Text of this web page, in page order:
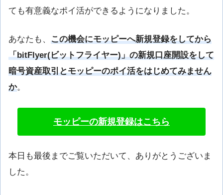
ても有意義なポイ活ができるようになりました。
あなたも、 この機会にモッピーへ新規登録をしてから
「bitFlyer(ビットフライヤー)」の新規口座開設をして
暗号資産取引とモッピーのポイ活をはじめてみません
か。
モッピーの新規登録はこちら
本日も最後までご覧いただいて、ありがとうございま
した。